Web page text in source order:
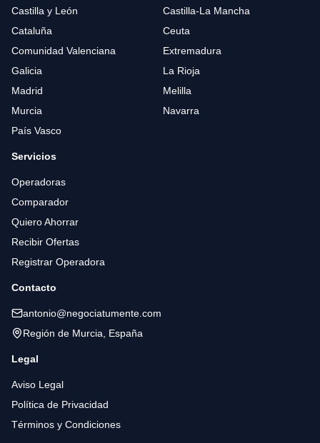
Castilla y León
Castilla-La Mancha
Cataluña
Ceuta
Comunidad Valenciana
Extremadura
Galicia
La Rioja
Madrid
Melilla
Murcia
Navarra
País Vasco
Servicios
Operadoras
Comparador
Quiero Ahorrar
Recibir Ofertas
Registrar Operadora
Contacto
antonio@negociatumente.com
Región de Murcia, España
Legal
Aviso Legal
Política de Privacidad
Términos y Condiciones